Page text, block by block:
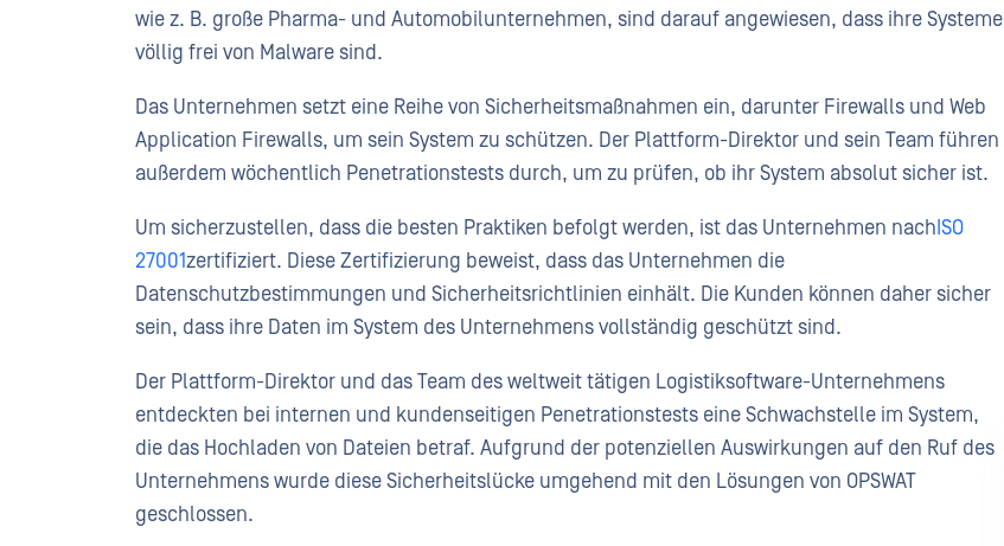
wie z. B. große Pharma- und Automobilunternehmen, sind darauf angewiesen, dass ihre Systeme
völlig frei von Malware sind.
Das Unternehmen setzt eine Reihe von Sicherheitsmaßnahmen ein, darunter Firewalls und Web
Application Firewalls, um sein System zu schützen. Der Plattform-Direktor und sein Team führen
außerdem wöchentlich Penetrationstests durch, um zu prüfen, ob ihr System absolut sicher ist.
Um sicherzustellen, dass die besten Praktiken befolgt werden, ist das Unternehmen nach ISO
27001zertifiziert. Diese Zertifizierung beweist, dass das Unternehmen die
Datenschutzbestimmungen und Sicherheitsrichtlinien einhält. Die Kunden können daher sicher
sein, dass ihre Daten im System des Unternehmens vollständig geschützt sind.
Der Plattform-Direktor und das Team des weltweit tätigen Logistiksoftware-Unternehmens
entdeckten bei internen und kundenseitigen Penetrationstests eine Schwachstelle im System,
die das Hochladen von Dateien betraf. Aufgrund der potenziellen Auswirkungen auf den Ruf des
Unternehmens wurde diese Sicherheitslücke umgehend mit den Lösungen von OPSWAT
geschlossen.